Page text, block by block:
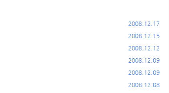
2008.12.17
2008.12.15
2008.12.12
2008.12.09
2008.12.09
2008.12.08